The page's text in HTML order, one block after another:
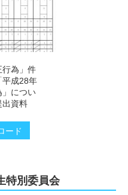
行為」件
成28年
」につい
出資料
ード
特別委員会